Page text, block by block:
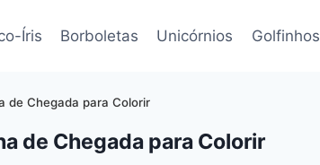
Íris Borboletas Unicórnios Golfinhos
de Chegada para Colorir
de Chegada para Colorir